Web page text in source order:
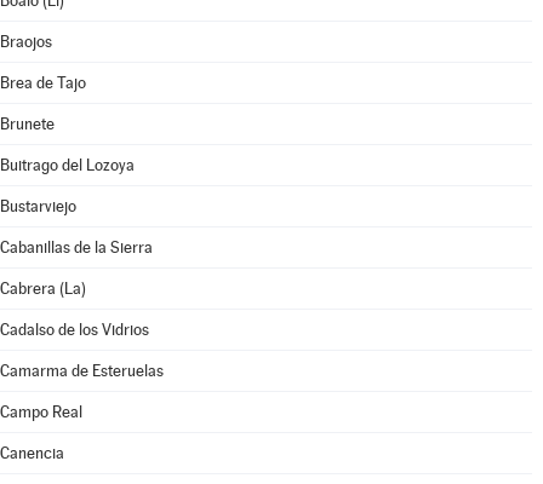
Braojos
Brea de Tajo
Brunete
Buitrago del Lozoya
Bustarviejo
Cabanillas de la Sierra
Cabrera (La)
Cadalso de los Vidrios
Camarma de Esteruelas
Campo Real
Canencia